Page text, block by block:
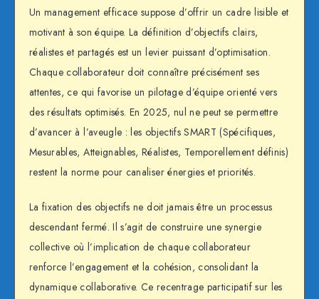
Un management efficace suppose d’offrir un cadre lisible et
motivant à son équipe. La définition d’objectifs clairs,
réalistes et partagés est un levier puissant d’optimisation.
Chaque collaborateur doit connaître précisément ses
attentes, ce qui favorise un pilotage d’équipe orienté vers
des résultats optimisés. En 2025, nul ne peut se permettre
d’avancer à l’aveugle : les objectifs SMART (Spécifiques,
Mesurables, Atteignables, Réalistes, Temporellement définis)
restent la norme pour canaliser énergies et priorités.
La fixation des objectifs ne doit jamais être un processus
descendant fermé. Il s’agit de construire une synergie
collective où l’implication de chaque collaborateur
renforce l’engagement et la cohésion, consolidant la
dynamique collaborative. Ce recentrage participatif sur les